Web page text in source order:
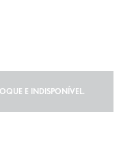
E INDISPONÍVEL.